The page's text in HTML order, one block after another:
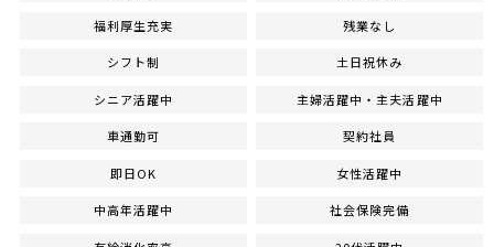
福利厚生充実 残業なし
シフト制 土日祝休み
シニア活躍中 主婦活躍中・主夫活躍中
車通勤可 契約社員
即日OK 女性活躍中
中高年活躍中 社会保険完備